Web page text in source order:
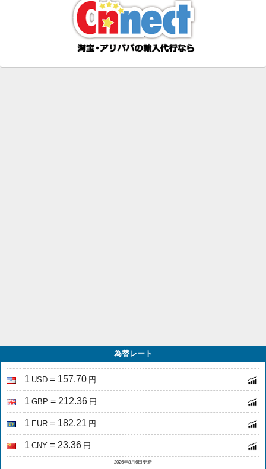
為替レート
1 USD = 157.70 円
1 GBP = 212.36 円
1 EUR = 182.21 円
1 CNY = 23.36 円
2026年8月6日更新